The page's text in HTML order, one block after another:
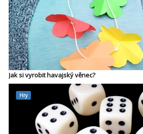
Jak si vyrobit havajský věnec?
Hry